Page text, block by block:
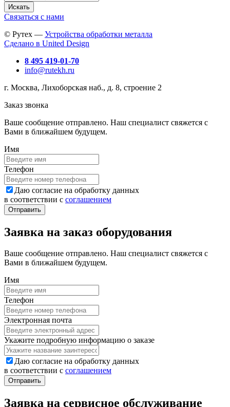
Искать
Связаться с нами
© Рутех — Устройства обработки металла
Сделано в United Design
8 495 419-01-70
info@rutekh.ru
г. Москва, Лихоборская наб., д. 8, строение 2
Заказ звонка
Ваше сообщение отправлено. Наш специалист свяжется с
Вами в ближайшем будущем.
Имя
Телефон
Даю согласие на обработку данных
в соответствии с соглашением
Заявка на заказ оборудования
Ваше сообщение отправлено. Наш специалист свяжется с
Вами в ближайшем будущем.
Имя
Телефон
Электронная почта
Укажите подробную информацию о заказе
Даю согласие на обработку данных
в соответствии с соглашением
Заявка на сервисное обслуживание